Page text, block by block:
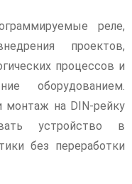
реле,
проектов,
процессов и
оборудованием.
на DIN-рейку
устройство в
без переработки